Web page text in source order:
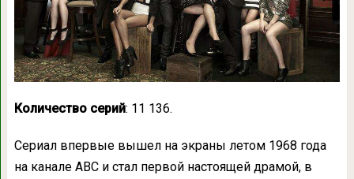
Количество серий: 11 136.
Сериал впервые вышел на экраны летом 1968 года
на канале ABC и стал первой настоящей драмой, в